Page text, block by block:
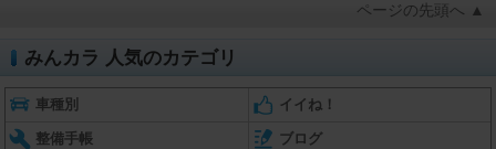
ページの先頭へ ▲
みんカラ 人気のカテゴリ
車種別 イイね！
整備手帳 ブログ